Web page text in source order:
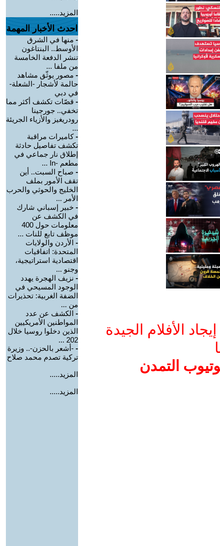
الأفلام الجيدة
التمدن
المزيد.....
احدث الأخبار المهمة
- منها في الشرق
الأوسط.. البنتاغون
تنشر الدفعة الخامسة
من ملفا ...
- مصور يوثّق مشاهد
حالمة لأشجار -الشعلة-
في دبي
- قصّات تكشف أكثر مما
تخفي.. جورجينا
رودريغيز والأزياء الجريئة
...
-كاميرات مراقبة
تكشف تفاصيل حادثة
إطلاق نار جماعي في
مطعم -In ...
- صباح السبت.. أين
تقف الأمور بملف
الخليج والحوثي والحرب
الأمر ...
- خبير إسباني شارك
في الكشف عن
معلومات حول 400
موظف تابع للنات ...
- الأردن والولايات
المتحدة: اتفاقيات
اقتصادية استراتيجية،
وجنو ...
- نزيف الهجرة يهدد
الوجود المسيحي في
الضفة الغربية: تحذيرات
من ...
- الكشف عن عدد
المواطنين الأمريكيين
الذين دخلوا روسيا خلال
202 ...
- -أشعر بالحزن-.. وزيرة
تركية تصدم محمد صلاح
المزيد.....
المزيد.....